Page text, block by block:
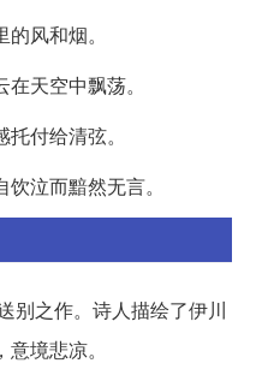
风和烟。
天空中飘荡。
付给清弦。
泣而黯然无言。
别之作。诗人描绘了伊川
境悲凉。